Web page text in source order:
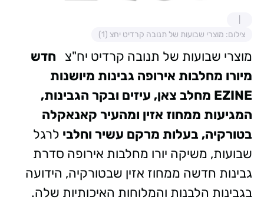
צילום: מוצרי שבועות של תנובה קרדיט יחצ (1)
מוצרי שבועות של תנובה קרדיט יח"צ חדש
מיורו מחלבות אירופה גבינות מיושנות
EZINE מחלב צאן, עיזים ובקר הגבינות,
המגיעות ממחוז אזין ומהעיר קאנאקלה
בטורקיה, בעלות מרקם עשיר וחלבי לרגל
שבועות, משיקה יורו מחלבות אירופה סדרת
גבינות חדשה ממחוז אזין שבטורקיה, הידועה
בגבינות הלבנות והמלוחות האיכותיות שלה.